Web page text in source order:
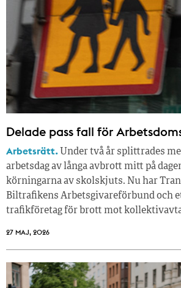
Delade pass fall för
Arbetsrätt. Under två år splittrades
arbetsdag av långa avbrott mitt på
körningarna av skolskjuts. Nu har
Biltrafikens Arbetsgivareförbund och
trafikföretag för brott mot
27 MAJ, 2026